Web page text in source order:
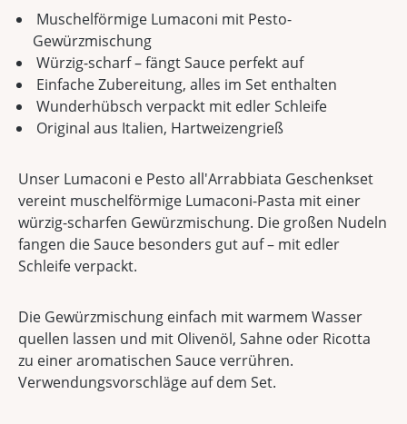
Muschelförmige Lumaconi mit Pesto-
Gewürzmischung
Würzig-scharf – fängt Sauce perfekt auf
Einfache Zubereitung, alles im Set enthalten
Wunderhübsch verpackt mit edler Schleife
Original aus Italien, Hartweizengrieß
Unser Lumaconi e Pesto all'Arrabbiata Geschenkset
vereint muschelförmige Lumaconi-Pasta mit einer
würzig-scharfen Gewürzmischung. Die großen Nudeln
fangen die Sauce besonders gut auf – mit edler
Schleife verpackt.
Die Gewürzmischung einfach mit warmem Wasser
quellen lassen und mit Olivenöl, Sahne oder Ricotta
zu einer aromatischen Sauce verrühren.
Verwendungsvorschläge auf dem Set.